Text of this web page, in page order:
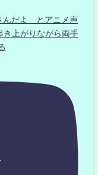
だよ とアニメ声
上がりながら両手